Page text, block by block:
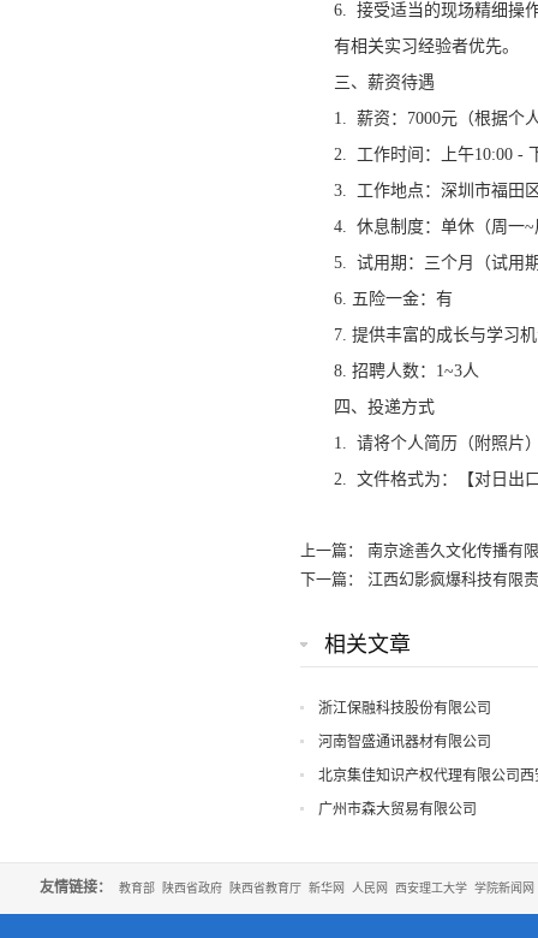
6. 接受适当的现场精细操
有相关实习经验者优先。
三、薪资待遇
1. 薪资：7000元（根据个
2. 工作时间：上午10:00 -
3. 工作地点：深圳市福田
4. 休息制度：单休（周一
5. 试用期：三个月（试用
6. 五险一金：有
7. 提供丰富的成长与学习
8. 招聘人数：1~3人
四、投递方式
1. 请将个人简历（附照片
2. 文件格式为：【对日出
上一篇： 南京途善久文化传播有
下一篇： 江西幻影疯爆科技有限
相关文章
浙江保融科技股份有限公司
河南智盛通讯器材有限公司
北京集佳知识产权代理有限公司西
广州市森大贸易有限公司
友情链接： 教育部 陕西省政府 陕西省教育厅 新华网 人民网 西安理工大学 学院新闻网